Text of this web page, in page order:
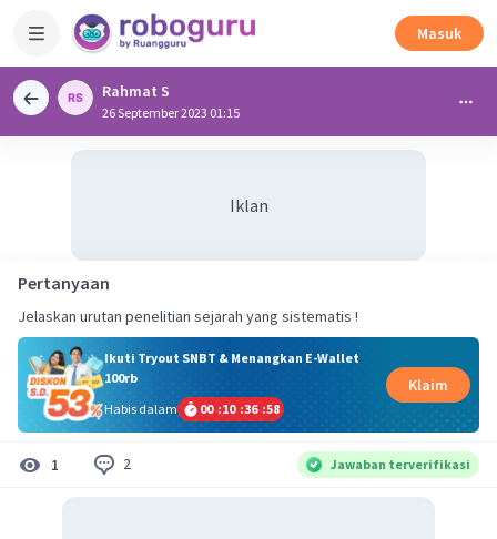
Masuk
Rahmat S
26 September 2023 01:15
Iklan
Pertanyaan
Jelaskan urutan penelitian sejarah yang sistematis !
Ikuti Tryout SNBT & Menangkan E-Wallet
100rb
Habis dalam
00 :10 :36 :57
Klaim
1 2 Jawaban terverifikasi